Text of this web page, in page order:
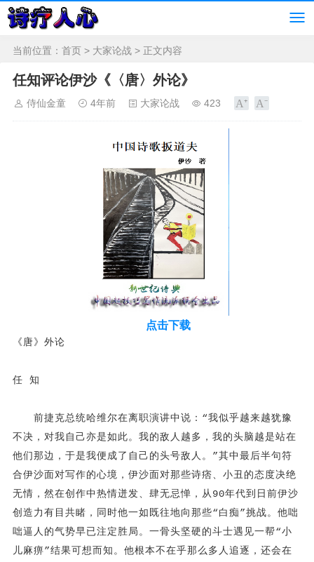
当前位置： 首页 > 大家论战 > 正文内容
任知评论伊沙《〈唐〉外论》
侍仙金童 4年前 大家论战 423
点击下载
《唐》外论
任 知
前捷克总统哈维尔在离职演讲中说：“我似乎越来越犹豫
不决，对我自己亦是如此。我的敌人越多，我的头脑越是站在
他们那边，于是我便成了自己的头号敌人。”其中最后半句符
合伊沙面对写作的心境，伊沙面对那些诗痞、小丑的态度决绝
无情，然在创作中热情迸发、肆无忌惮，从90年代到日前伊沙
创造力有目共睹，同时他一如既往地向那些“白痴”挑战。他咄
咄逼人的气势早已注定胜局。一骨头坚硬的斗士遇见一帮“小
儿麻痹”结果可想而知。他根本不在乎那么多人追逐，还会在